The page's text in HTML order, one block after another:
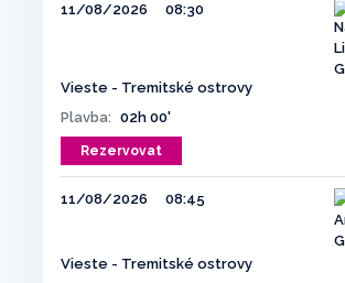
11/08/2026 08:30
Vieste - Tremitské ostrovy
Plavba: 02h 00'
Rezervovat
11/08/2026 08:45
Vieste - Tremitské ostrovy